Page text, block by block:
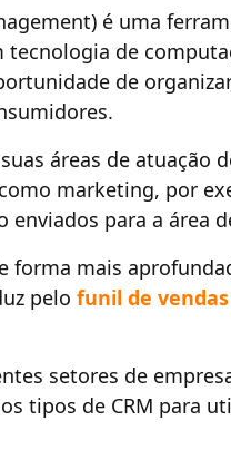
é uma
de
de
áreas de atuação
marketing, por
enviados para a área
forma mais
pelofunil de vendas
setores de
tipos de CRM para